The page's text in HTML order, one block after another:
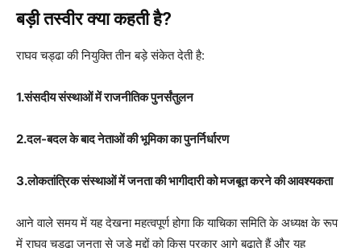
बड़ी तस्वीर क्या कहती है?
राघव चड्ढा की नियुक्ति तीन बड़े संकेत देती है:
1.संसदीय संस्थाओं में राजनीतिक पुनर्संतुलन
2.दल-बदल के बाद नेताओं की भूमिका का पुनर्निर्धारण
3.लोकतांत्रिक संस्थाओं में जनता की भागीदारी को मजबूत करने की आवश्यकता
आने वाले समय में यह देखना महत्वपूर्ण होगा कि याचिका समिति के अध्यक्ष के रूप
में राघव चड्ढा जनता से जुड़े मुद्दों को किस प्रकार आगे बढ़ाते हैं और यह